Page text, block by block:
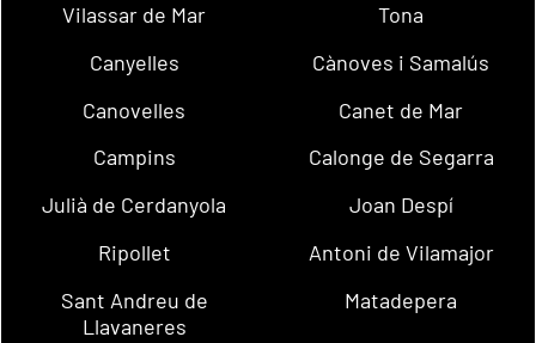
Vilassar de Mar
Tona
Canyelles
Cànoves i Samalús
Canovelles
Canet de Mar
Campins
Calonge de Segarra
Julià de Cerdanyola
Joan Despí
Ripollet
Antoni de Vilamajor
Sant Andreu de
Llavaneres
Matadepera